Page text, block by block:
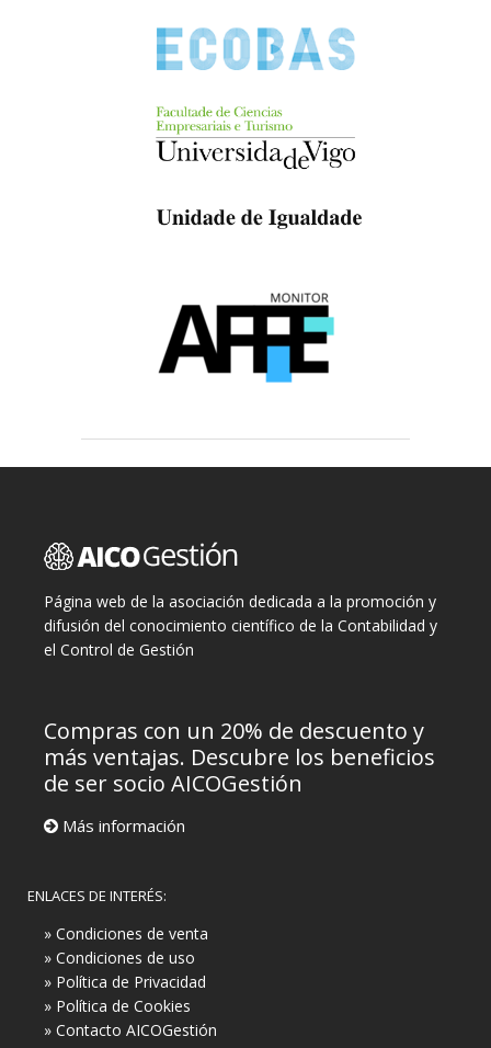
Página web de la asociación dedicada a la promoción y
difusión del conocimiento científico de la Contabilidad y
el Control de Gestión
Compras con un 20% de descuento y
más ventajas. Descubre los beneficios
de ser socio AICOGestión
Más información
ENLACES DE INTERÉS:
» Condiciones de venta
» Condiciones de uso
» Política de Privacidad
» Política de Cookies
» Contacto AICOGestión